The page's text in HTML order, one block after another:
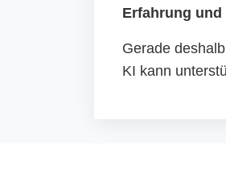
Erfahrung
Gerade
KI kann